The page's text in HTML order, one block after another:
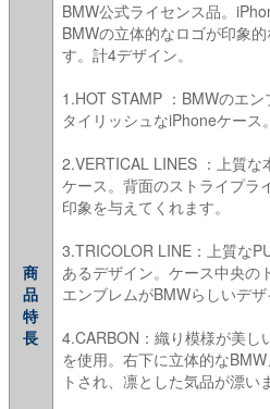
商
品
特
長
BMW公式ライセンス品。
BMWの立体的なロゴが印象
す。計4デザイン。
1.HOT STAMP ：BMWのエ
タイリッシュなiPhoneケース。
2.VERTICAL LINES ：上質な
ケース。背面のストライプラ
印象を与えてくれます。
3.TRICOLOR LINE：上質な
あるデザイン。ケース中央の
エンブレムがBMWらしいデザ
4.CARBON：織り模様が美し
を使用。右下に立体的な
トされ、凛とした気品が漂い